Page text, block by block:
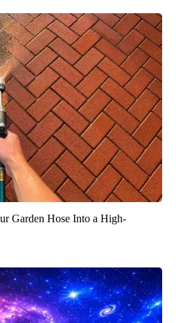
Garden Hose Into a High-